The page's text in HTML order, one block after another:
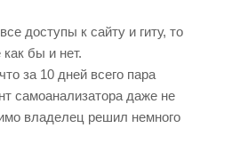
доступы к сайту и гиту, то
бы и нет.
за 10 дней всего пара
самоанализатора даже не
владелец решил немного